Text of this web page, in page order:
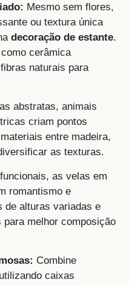
Mesmo sem flores,
ou textura única
decoração de estante.
cerâmica
naturais para
abstratas, animais
criam pontos
entre madeira,
as texturas.
as velas em
romantismo e
de alturas variadas e
melhor composição
Combine
caixas